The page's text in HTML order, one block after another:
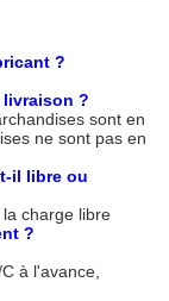
?
livraison ?
sont en
ne sont pas en
il libre ou
charge libre
?
à l'avance,